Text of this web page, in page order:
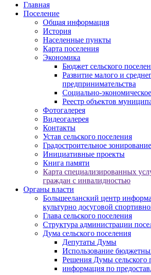
Главная
Поселение
Общая информация
История
Населенные пункты
Карта поселения
Экономика
Бюджет сельского
Развитие малого и
предпринимательства
Социально-
Реестр объектов
Фотогалерея
Видеогалерея
Контакты
Устав сельского поселения
Градостроительное зонирование
Инициативные проекты
Книга памяти
Карта специализированных
граждан с инвалидностью
Органы власти
Большееланский центр
культурно досуговой
Глава сельского поселения
Структура администрации
Дума сельского поселения
Депутаты Думы
Использование
Решения Думы сельского
информация по